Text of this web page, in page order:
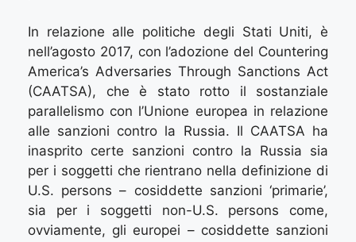
In relazione alle politiche degli Stati Uniti, è
nell’agosto 2017, con l’adozione del Countering
America’s Adversaries Through Sanctions Act
(CAATSA), che è stato rotto il sostanziale
parallelismo con l’Unione europea in relazione
alle sanzioni contro la Russia. Il CAATSA ha
inasprito certe sanzioni contro la Russia sia
per i soggetti che rientrano nella definizione di
U.S. persons – cosiddette sanzioni ‘primarie’,
sia per i soggetti non-U.S. persons come,
ovviamente, gli europei – cosiddette sanzioni